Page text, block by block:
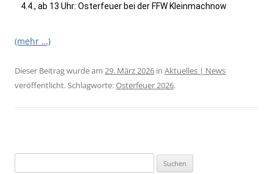
4.4., ab 13 Uhr: Osterfeuer bei der FFW Kleinmachnow
(mehr …)
Dieser Beitrag wurde am 29. März 2026 in Aktuelles | News
veröffentlicht. Schlagworte:Osterfeuer 2026.